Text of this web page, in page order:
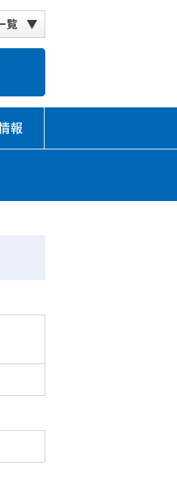
報